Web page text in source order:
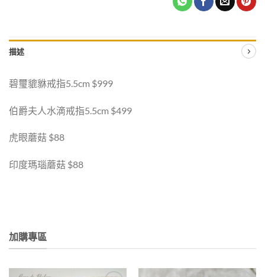
描述
碧璽貔貅戒指5.5cm $999
伯爵夫人水滴戒指5.5cm $499
虎眼蘑菇 $88
印度瑪瑙蘑菇 $88
加購專區